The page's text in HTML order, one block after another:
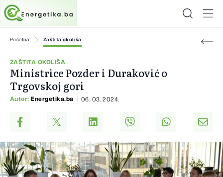
Početna Zaštita okoliša
ZAŠTITA OKOLIŠA
Ministrice Pozder i Duraković o
Trgovskoj gori
Autor: Energetika.ba 06. 03. 2024.